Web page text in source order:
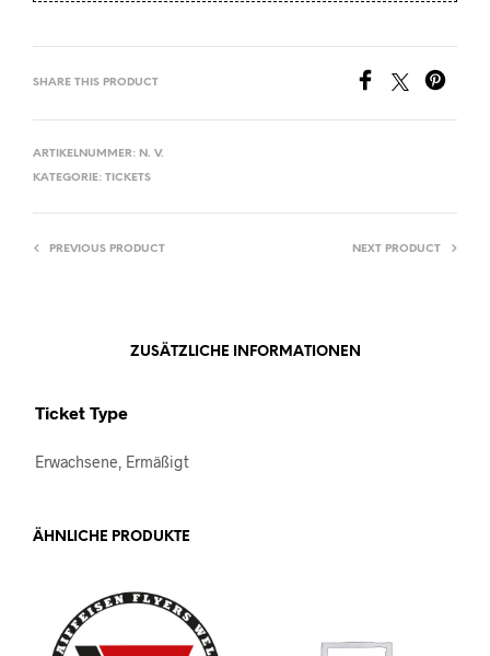
SHARE THIS PRODUCT
ARTIKELNUMMER: N. V.
KATEGORIE: TICKETS
PREVIOUS PRODUCT NEXT PRODUCT
ZUSÄTZLICHE INFORMATIONEN
Ticket Type
Erwachsene, Ermäßigt
ÄHNLICHE PRODUKTE